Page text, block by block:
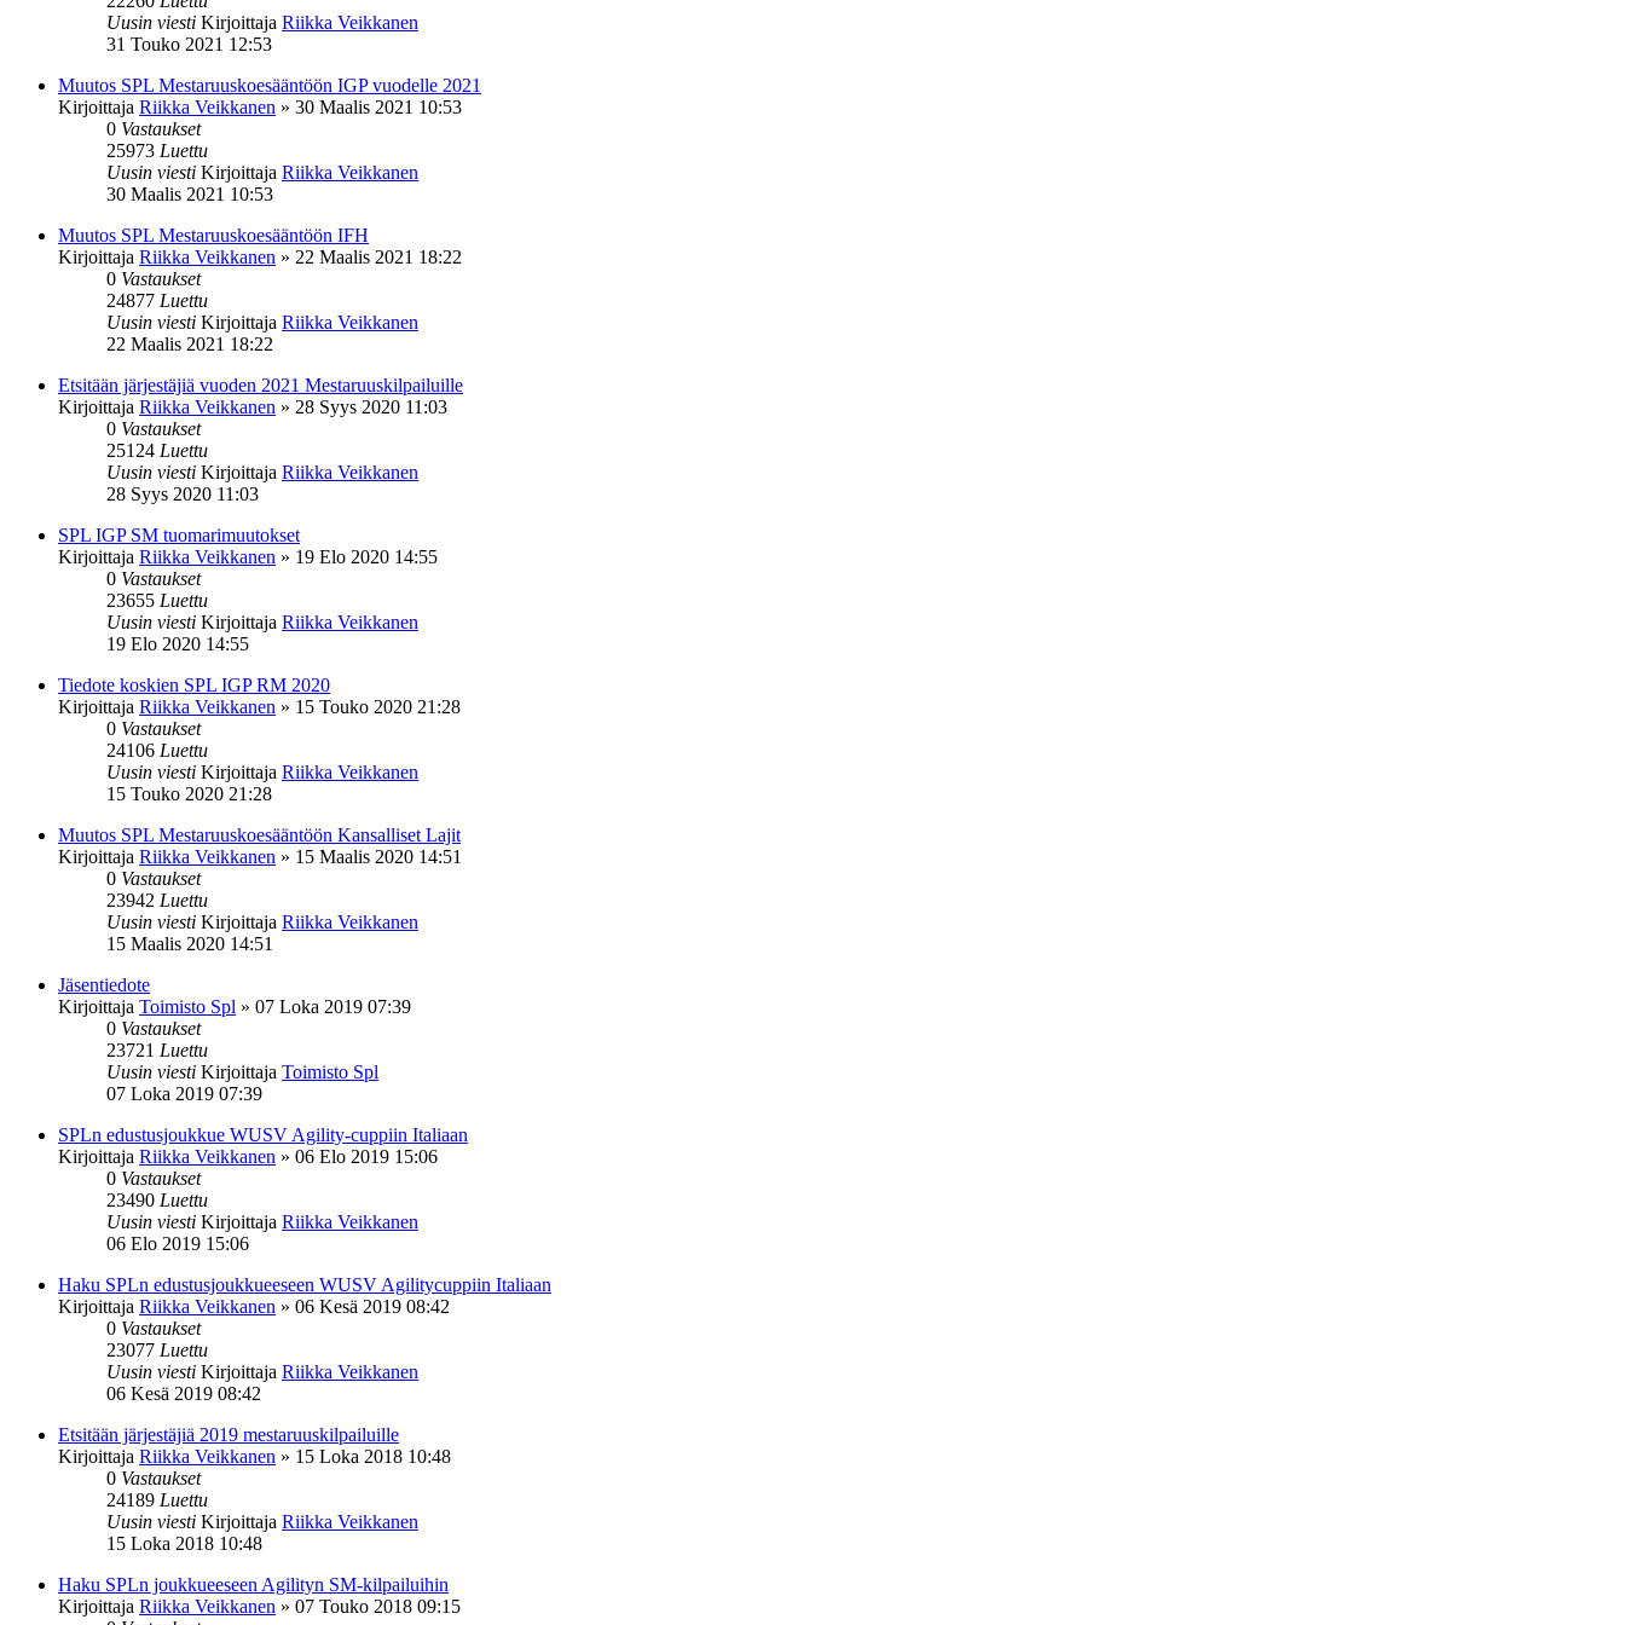
Uusin viesti Kirjoittaja Riikka Veikkanen
31 Touko 2021 12:53
Muutos SPL Mestaruuskoesääntöön IGP vuodelle 2021
Kirjoittaja Riikka Veikkanen » 30 Maalis 2021 10:53
0 Vastaukset
25973 Luettu
Uusin viesti Kirjoittaja Riikka Veikkanen
30 Maalis 2021 10:53
Muutos SPL Mestaruuskoesääntöön IFH
Kirjoittaja Riikka Veikkanen » 22 Maalis 2021 18:22
0 Vastaukset
24877 Luettu
Uusin viesti Kirjoittaja Riikka Veikkanen
22 Maalis 2021 18:22
Etsitään järjestäjiä vuoden 2021 Mestaruuskilpailuille
Kirjoittaja Riikka Veikkanen » 28 Syys 2020 11:03
0 Vastaukset
25124 Luettu
Uusin viesti Kirjoittaja Riikka Veikkanen
28 Syys 2020 11:03
SPL IGP SM tuomarimuutokset
Kirjoittaja Riikka Veikkanen » 19 Elo 2020 14:55
0 Vastaukset
23655 Luettu
Uusin viesti Kirjoittaja Riikka Veikkanen
19 Elo 2020 14:55
Tiedote koskien SPL IGP RM 2020
Kirjoittaja Riikka Veikkanen » 15 Touko 2020 21:28
0 Vastaukset
24106 Luettu
Uusin viesti Kirjoittaja Riikka Veikkanen
15 Touko 2020 21:28
Muutos SPL Mestaruuskoesääntöön Kansalliset Lajit
Kirjoittaja Riikka Veikkanen » 15 Maalis 2020 14:51
0 Vastaukset
23942 Luettu
Uusin viesti Kirjoittaja Riikka Veikkanen
15 Maalis 2020 14:51
Jäsentiedote
Kirjoittaja Toimisto Spl » 07 Loka 2019 07:39
0 Vastaukset
23721 Luettu
Uusin viesti Kirjoittaja Toimisto Spl
07 Loka 2019 07:39
SPLn edustusjoukkue WUSV Agility-cuppiin Italiaan
Kirjoittaja Riikka Veikkanen » 06 Elo 2019 15:06
0 Vastaukset
23490 Luettu
Uusin viesti Kirjoittaja Riikka Veikkanen
06 Elo 2019 15:06
Haku SPLn edustusjoukkueeseen WUSV Agilitycuppiin Italiaan
Kirjoittaja Riikka Veikkanen » 06 Kesä 2019 08:42
0 Vastaukset
23077 Luettu
Uusin viesti Kirjoittaja Riikka Veikkanen
06 Kesä 2019 08:42
Etsitään järjestäjiä 2019 mestaruuskilpailuille
Kirjoittaja Riikka Veikkanen » 15 Loka 2018 10:48
0 Vastaukset
24189 Luettu
Uusin viesti Kirjoittaja Riikka Veikkanen
15 Loka 2018 10:48
Haku SPLn joukkueeseen Agilityn SM-kilpailuihin
Kirjoittaja Riikka Veikkanen » 07 Touko 2018 09:15